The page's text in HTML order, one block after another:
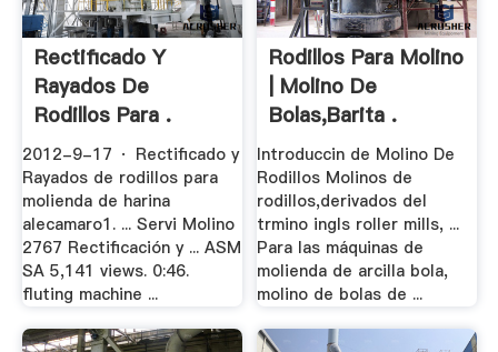
Rectificado Y
Rayados De
Rodillos Para .
2012-9-17 · Rectificado y
Rayados de rodillos para
molienda de harina
alecamaro1. ... Servi Molino
2767 Rectificación y ... ASM
SA 5,141 views. 0:46.
fluting machine ...
Rodillos Para Molino
| Molino De
Bolas,Barita .
Introduccin de Molino De
Rodillos Molinos de
rodillos,derivados del
trmino ingls roller mills, ...
Para las máquinas de
molienda de arcilla bola,
molino de bolas de ...